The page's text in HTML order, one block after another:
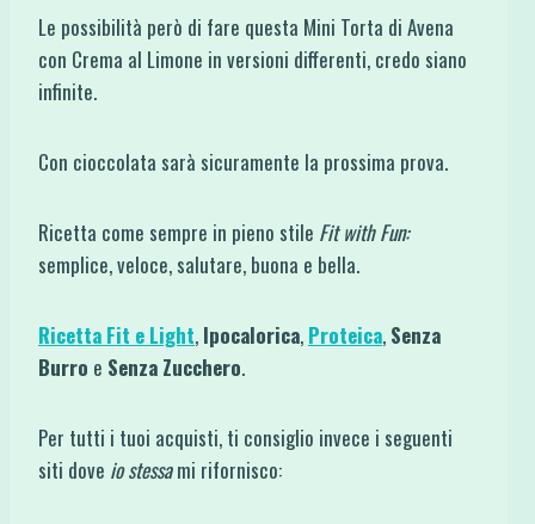
Le possibilità però di fare questa Mini Torta di Avena
con Crema al Limone in versioni differenti, credo siano
infinite.
Con cioccolata sarà sicuramente la prossima prova.
Ricetta come sempre in pieno stile Fit with Fun:
semplice, veloce, salutare, buona e bella.
Ricetta Fit e Light, Ipocalorica, Proteica, Senza
Burro e Senza Zucchero.
Per tutti i tuoi acquisti, ti consiglio invece i seguenti
siti dove io stessami rifornisco: